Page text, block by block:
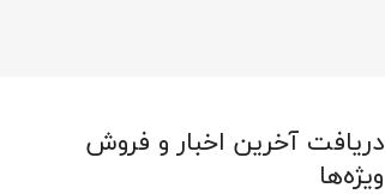
دریافت آخرین اخبار و فروش
ویژه‌ها